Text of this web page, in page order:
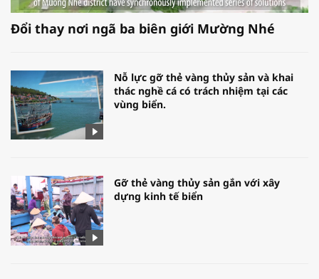
Đổi thay nơi ngã ba biên giới Mường Nhé
Nỗ lực gỡ thẻ vàng thủy sản và khai
thác nghề cá có trách nhiệm tại các
vùng biển.
Gỡ thẻ vàng thủy sản gắn với xây
dựng kinh tế biển